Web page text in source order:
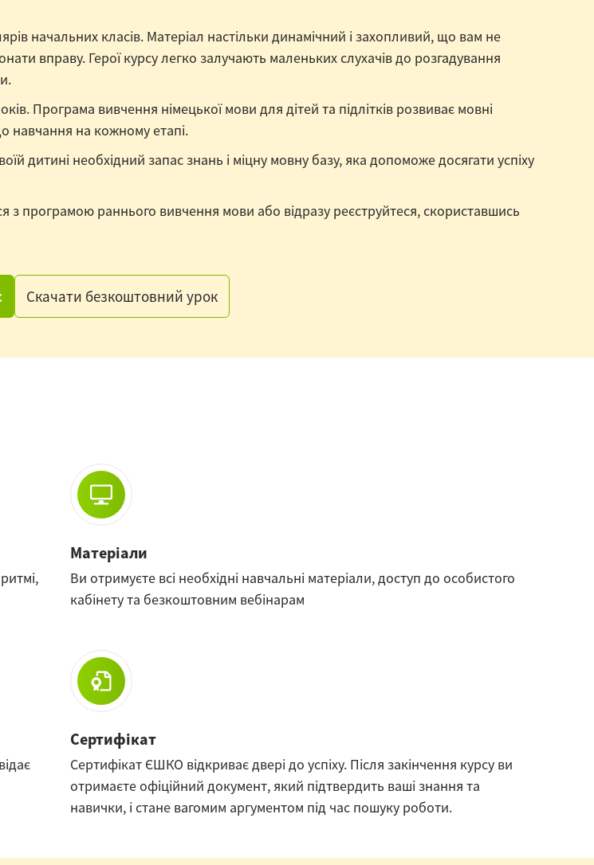
начальних класів. Матеріал настільки динамічний і захопливий, що вам не
вправу. Герої курсу легко залучають маленьких слухачів до розгадування
Програма вивчення німецької мови для дітей та підлітків розвиває мовні
навчання на кожному етапі.
дитині необхідний запас знань і міцну мовну базу, яка допоможе досягати успіху
програмою раннього вивчення мови або відразу реєструйтеся, скориставшись
Скачати безкоштовний урок
Матеріали
Ви отримуєте всі необхідні навчальні матеріали, доступ до особистого
кабінету та безкоштовним вебінарам
Сертифікат
Сертифікат ЄШКО відкриває двері до успіху. Після закінчення курсу ви
отримаєте офіційний документ, який підтвердить ваші знання та
навички, і стане вагомим аргументом під час пошуку роботи.